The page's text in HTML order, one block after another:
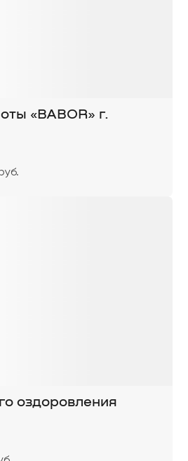
«BABOR» г.
оздоровления